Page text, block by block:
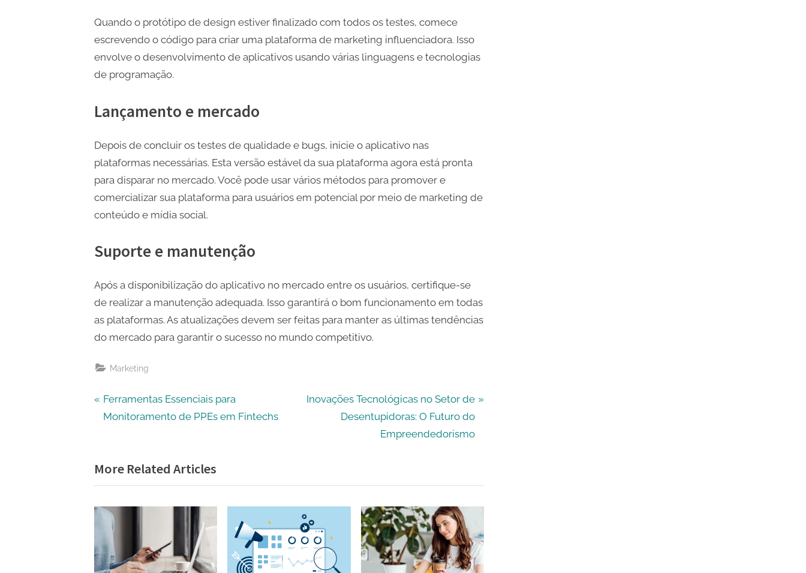
Quando o protótipo de design estiver finalizado com todos os testes, comece
escrevendo o código para criar uma plataforma de marketing influenciadora. Isso
envolve o desenvolvimento de aplicativos usando várias linguagens e tecnologias
de programação.
Lançamento e mercado
Depois de concluir os testes de qualidade e bugs, inicie o aplicativo nas
plataformas necessárias. Esta versão estável da sua plataforma agora está pronta
para disparar no mercado. Você pode usar vários métodos para promover e
comercializar sua plataforma para usuários em potencial por meio de marketing de
conteúdo e mídia social.
Suporte e manutenção
Após a disponibilização do aplicativo no mercado entre os usuários, certifique-se
de realizar a manutenção adequada. Isso garantirá o bom funcionamento em todas
as plataformas. As atualizações devem ser feitas para manter as últimas tendências
do mercado para garantir o sucesso no mundo competitivo.
Marketing
Navegação
P
r
i
o
P
o
Ferramentas Essenciais para
Monitoramento de PPEs em Fintechs
N
o
t
:
Inovações Tecnológicas no Setor de
Desentupidoras: O Futuro do
Empreendedorismo
More Related Articles